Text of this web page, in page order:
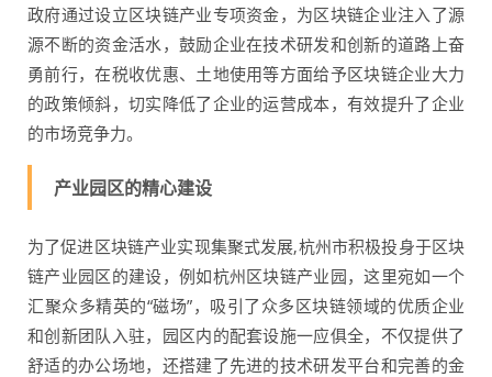
政府通过设立区块链产业专项资金，为区块链企业注入了源
源不断的资金活水，鼓励企业在技术研发和创新的道路上奋
勇前行，在税收优惠、土地使用等方面给予区块链企业大力
的政策倾斜，切实降低了企业的运营成本，有效提升了企业
的市场竞争力。
产业园区的精心建设
为了促进区块链产业实现集聚式发展,杭州市积极投身于区块
链产业园区的建设，例如杭州区块链产业园，这里宛如一个
汇聚众多精英的“磁场”，吸引了众多区块链领域的优质企业
和创新团队入驻，园区内的配套设施一应俱全，不仅提供了
舒适的办公场地，还搭建了先进的技术研发平台和完善的金